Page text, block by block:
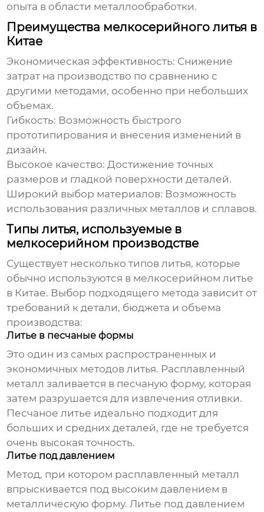
опыта в области металлообработки.
Преимущества мелкосерийного литья в
Китае
Экономическая эффективность: Снижение
затрат на производство по сравнению с
другими методами, особенно при небольших
объемах.
Гибкость: Возможность быстрого
прототипирования и внесения изменений в
дизайн.
Высокое качество: Достижение точных
размеров и гладкой поверхности деталей.
Широкий выбор материалов: Возможность
использования различных металлов и сплавов.
Типы литья, используемые в
мелкосерийном производстве
Существует несколько типов литья, которые
обычно используются в мелкосерийном литье
в Китае. Выбор подходящего метода зависит от
требований к детали, бюджета и объема
производства:
Литье в песчаные формы
Это один из самых распространенных и
экономичных методов литья. Расплавленный
металл заливается в песчаную форму, которая
затем разрушается для извлечения отливки.
Песчаное литье идеально подходит для
больших и средних деталей, где не требуется
очень высокая точность.
Литье под давлением
Метод, при котором расплавленный металл
впрыскивается под высоким давлением в
металлическую форму. Литье под давлением